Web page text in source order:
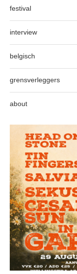
festival
interview
belgisch
grensverleggers
about